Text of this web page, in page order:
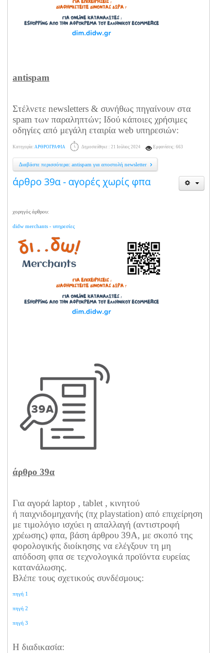
antispam
Στέλνετε newsletters & συνήθως πηγαίνουν στα
spam των παραληπτών; Ιδού κάποιες χρήσιμες
οδηγίες από μεγάλη εταιρία web υπηρεσιών:
Κατηγορία: ΑΡΘΡΟΓΡΑΦΙΑ Δημοσιεύθηκε : 21 Ιούλιος 2024 Εμφανίσεις: 663
Διαβάστε περισσότερα: antispam για αποστολή newsletter
άρθρο 39α - αγορές χωρίς φπα
χορηγός άρθρου:
didw merchants - υπηρεσίες
άρθρο 39α
Για αγορά laptop , tablet , κινητού
ή παιχνιδομηχανής (πχ playstation) από επιχείρηση
με τιμολόγιο ισχύει η απαλλαγή (αντιστροφή
χρέωσης) φπα, βάση άρθρου 39Α, με σκοπό της
φορολογικής διοίκησης να ελέγξουν τη μη
απόδοση φπα σε τεχνολογικά προϊόντα ευρείας
κατανάλωσης.
Βλέπε τους σχετικούς συνδέσμους:
πηγή 1
πηγή 2
πηγή 3
Η διαδικασία: